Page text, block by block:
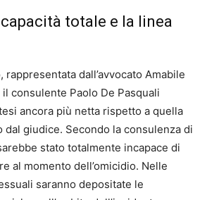
totale e la linea
rappresentata dall’avvocato Amabile
consulente Paolo De Pasquali
ancora più netta rispetto a quella
giudice. Secondo la consulenza di
stato totalmente incapace di
al momento dell’omicidio. Nelle
saranno depositate le